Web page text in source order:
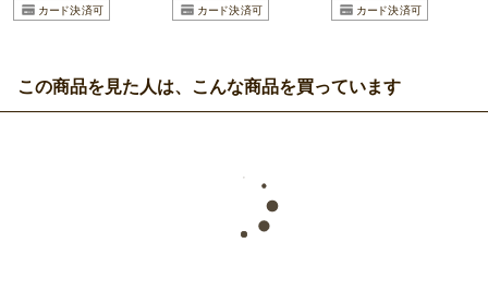
この商品を見た人は、こんな商品を買っています